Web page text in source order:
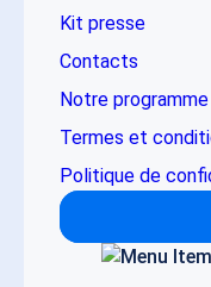
Kit presse
Contacts
Notre
Termes et
Politique de